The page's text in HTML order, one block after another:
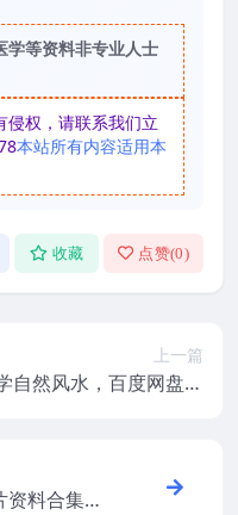
学等资料非专业人士
侵权，请联系我们立
本站所有内容适用本
收藏 点赞(0)
上一篇
自然风水，百度网盘下
料合集百